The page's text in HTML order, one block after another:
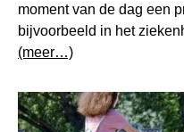
moment van de dag een
bijvoorbeeld in het
(meer…)